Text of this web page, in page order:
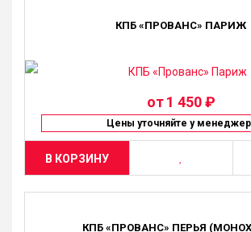
КПБ «ПРОВАНС» ПАРИЖ
от 1 450 ₽
Цены уточняйте у
В КОРЗИНУ
КПБ «ПРОВАНС» ПЕРЬЯ